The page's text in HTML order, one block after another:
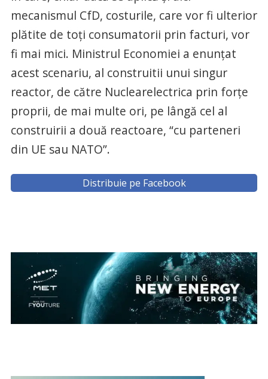
mecanismul CfD, costurile, care vor fi ulterior
plătite de toţi consumatorii prin facturi, vor
fi mai mici. Ministrul Economiei a enunțat
acest scenariu, al construitii unui singur
reactor, de către Nuclearelectrica prin forțe
proprii, de mai multe ori, pe lângă cel al
construirii a două reactoare, “cu parteneri
din UE sau NATO”.
Distribuie pe Facebook